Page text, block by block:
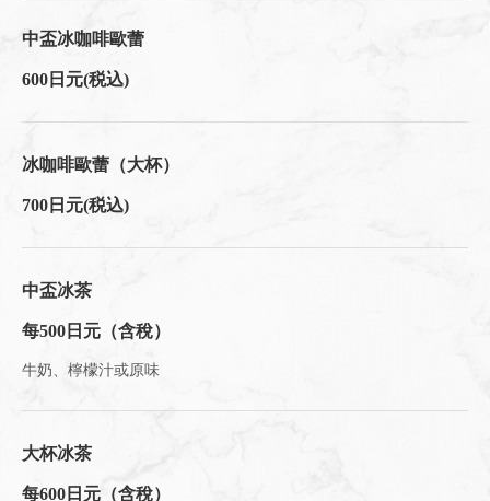
中盃冰咖啡歐蕾
600日元(税込)
冰咖啡歐蕾（大杯）
700日元(税込)
中盃冰茶
每500日元（含稅）
牛奶、檸檬汁或原味
大杯冰茶
每600日元（含稅）